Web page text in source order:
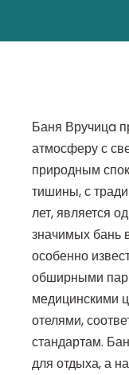
Баня Вручицa
атмосферу с
природным
тишины, с
лет, является
значимых бань
особенно
обширными
медицинскими
отелями,
стандартам.
для отдыха, а